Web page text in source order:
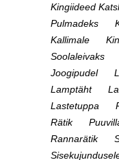
Kingiideed
Pulmadeks
Kallimale
Soolaleivaks
Joogipudel
Lamptäht
Lastetuppa
Rätik
Rannarätik